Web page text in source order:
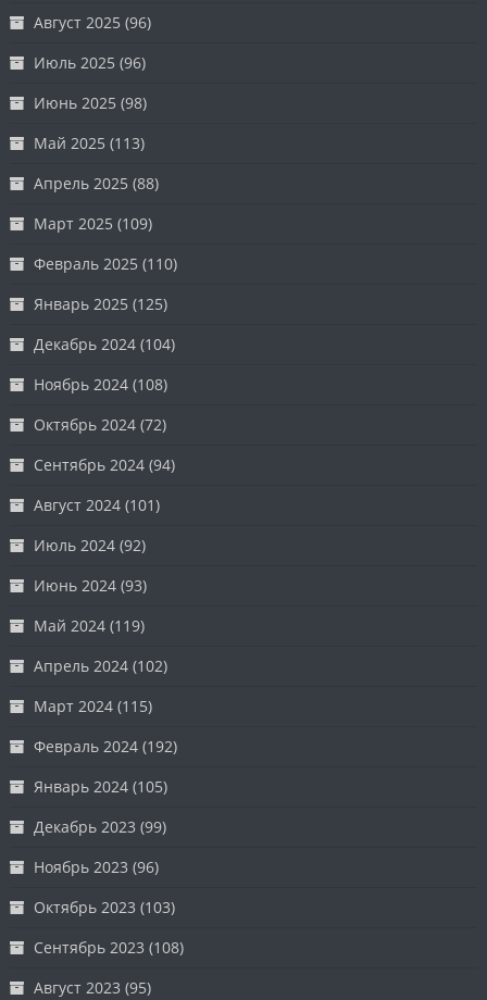
Август 2025 (96)
Июль 2025 (96)
Июнь 2025 (98)
Май 2025 (113)
Апрель 2025 (88)
Март 2025 (109)
Февраль 2025 (110)
Январь 2025 (125)
Декабрь 2024 (104)
Ноябрь 2024 (108)
Октябрь 2024 (72)
Сентябрь 2024 (94)
Август 2024 (101)
Июль 2024 (92)
Июнь 2024 (93)
Май 2024 (119)
Апрель 2024 (102)
Март 2024 (115)
Февраль 2024 (192)
Январь 2024 (105)
Декабрь 2023 (99)
Ноябрь 2023 (96)
Октябрь 2023 (103)
Сентябрь 2023 (108)
Август 2023 (95)